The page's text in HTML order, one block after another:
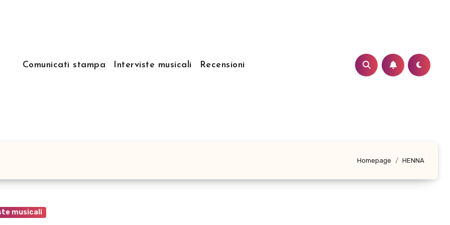
Comunicati stampa Interviste musicali Recensioni
Homepage HENNA
musicali